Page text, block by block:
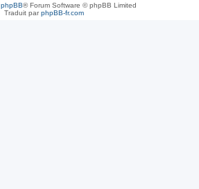
phpBB® Forum Software © phpBB Limited
Traduit parphpBB-fr.com